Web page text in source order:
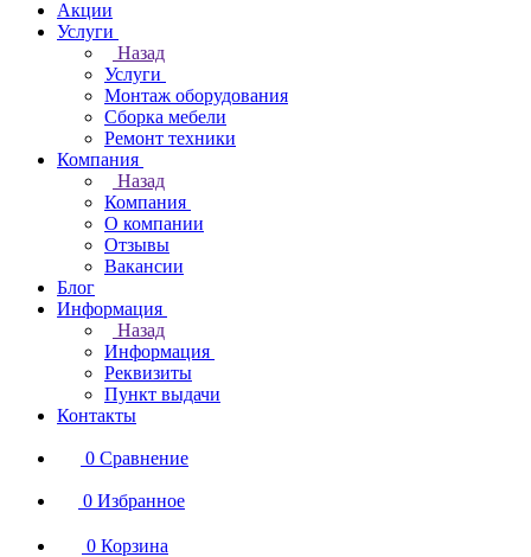
Акции
Услуги
Назад
Услуги
Монтаж оборудования
Сборка мебели
Ремонт техники
Компания
Назад
Компания
О компании
Отзывы
Вакансии
Блог
Информация
Назад
Информация
Реквизиты
Пункт выдачи
Контакты
0 Сравнение
0 Избранное
0 Корзина